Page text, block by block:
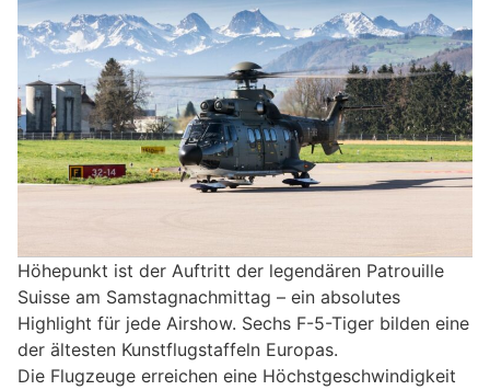
Höhepunkt ist der Auftritt der legendären Patrouille
Suisse am Samstagnachmittag – ein absolutes
Highlight für jede Airshow. Sechs F-5-Tiger bilden eine
der ältesten Kunstflugstaffeln Europas.
Die Flugzeuge erreichen eine Höchstgeschwindigkeit